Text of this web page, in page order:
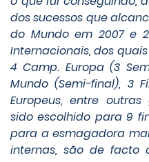
dos sucessos que
do Mundo em 2007 e
Internacionais,dos
4 Camp. Europa (3
Mundo (Semi-final), 3
Europeus, entre
sido escolhido para 9
para a esmagadora
internas, são de facto